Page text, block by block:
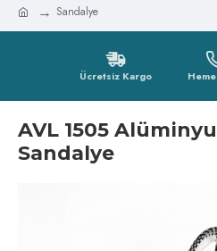
Sandalye
Ücretsiz Kargo
AVL 1505
Sandalye